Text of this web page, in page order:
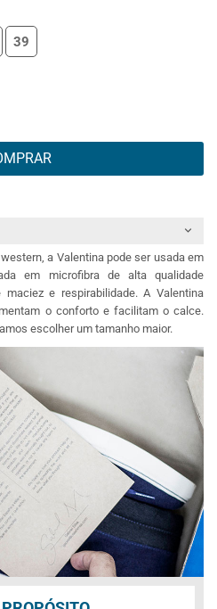
39
a Valentina pode ser usada em
em microfibra de alta qualidade
e respirabilidade. A Valentina
o conforto e facilitam o calce.
escolher um tamanho maior.